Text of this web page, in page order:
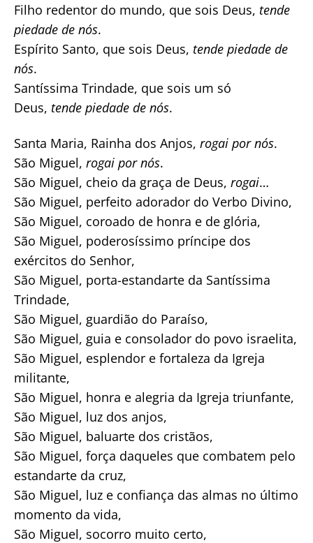
Filho redentor do mundo, que sois Deus, tende
piedade de nós.
Espírito Santo, que sois Deus, tende piedade de
nós.
Santíssima Trindade, que sois um só
Deus, tende piedade de nós.
Santa Maria, Rainha dos Anjos, rogai por nós.
São Miguel, rogai por nós.
São Miguel, cheio da graça de Deus, rogai…
São Miguel, perfeito adorador do Verbo Divino,
São Miguel, coroado de honra e de glória,
São Miguel, poderosíssimo príncipe dos
exércitos do Senhor,
São Miguel, porta-estandarte da Santíssima
Trindade,
São Miguel, guardião do Paraíso,
São Miguel, guia e consolador do povo israelita,
São Miguel, esplendor e fortaleza da Igreja
militante,
São Miguel, honra e alegria da Igreja triunfante,
São Miguel, luz dos anjos,
São Miguel, baluarte dos cristãos,
São Miguel, força daqueles que combatem pelo
estandarte da cruz,
São Miguel, luz e confiança das almas no último
momento da vida,
São Miguel, socorro muito certo,